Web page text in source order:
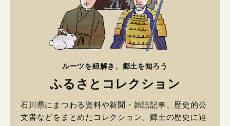
ルーツを紐解き、郷土を知ろう
ふるさとコレクション
石川県にまつわる資料や新聞・雑誌記事、歴史的公
文書などをまとめたコレクション。郷土の歴史に迫